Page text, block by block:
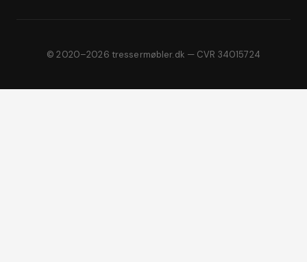
© 2020–2026 tressermøbler.dk — CVR 34015724